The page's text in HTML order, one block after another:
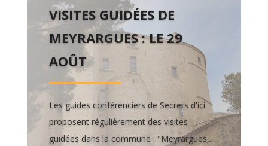
VISITES GUIDÉES DE
MEYRARGUES : LE 29
AOÛT
Les guides conférenciers de Secrets d'ici
proposent régulièrement des visites
guidées dans la commune : "Meyrargues,...